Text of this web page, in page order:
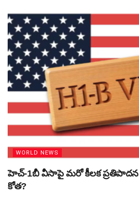
WORLD NEWS
హెచ్‌-1బీ వీసాపై మరో కీలక ప్రతిపాదన..
కోత?